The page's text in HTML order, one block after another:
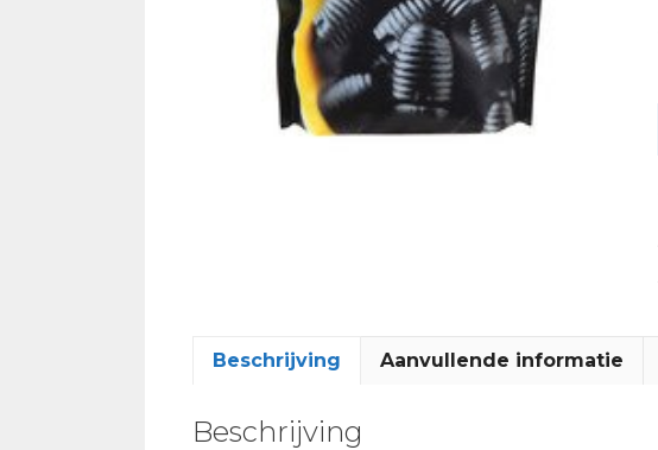
Beschrijving Aanvullende informatie
Beschrijving